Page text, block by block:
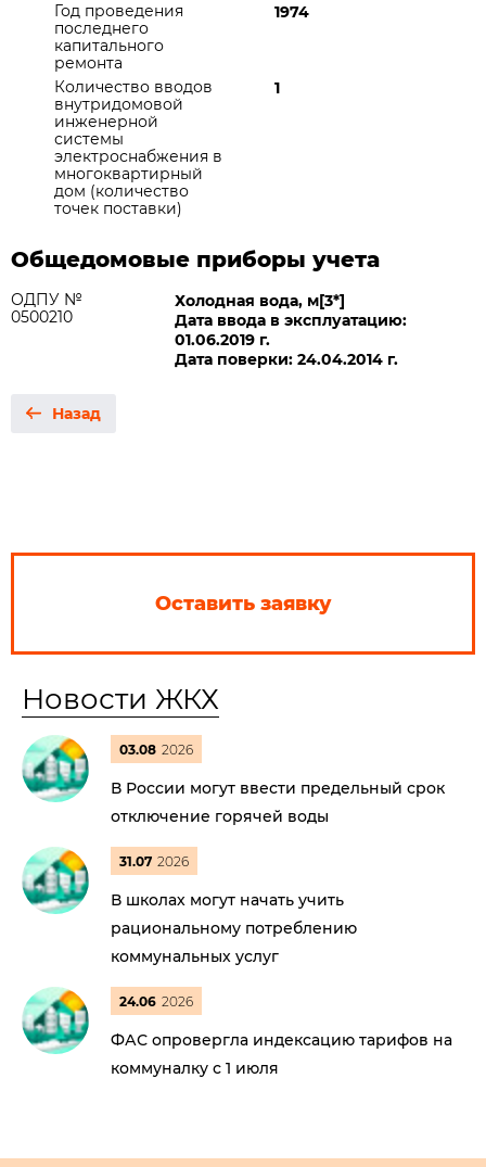
Год проведения
последнего
капитального
ремонта
1974
Количество вводов
внутридомовой
инженерной
системы
электроснабжения в
многоквартирный
дом (количество
точек поставки)
1
Общедомовые приборы учета
ОДПУ №
0500210
Холодная вода, м[3*]
Дата ввода в эксплуатацию:
01.06.2019 г.
Дата поверки: 24.04.2014 г.
Назад
Оставить заявку
Новости ЖКХ
03.08 2026
В России могут ввести предельный срок
отключение горячей воды
31.07 2026
В школах могут начать учить
рациональному потреблению
коммунальных услуг
24.06 2026
ФАС опровергла индексацию тарифов на
коммуналку с 1 июля